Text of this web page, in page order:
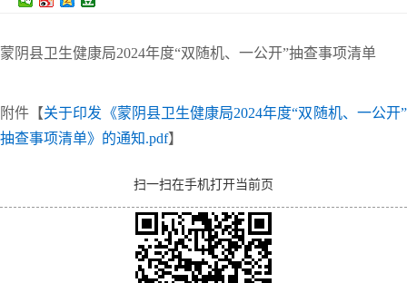
蒙阴县卫生健康局2024年度“双随机、一公开”抽查事项清单
附件【关于印发《蒙阴县卫生健康局2024年度“双随机、一公开”
抽查事项清单》的通知.pdf】
扫一扫在手机打开当前页